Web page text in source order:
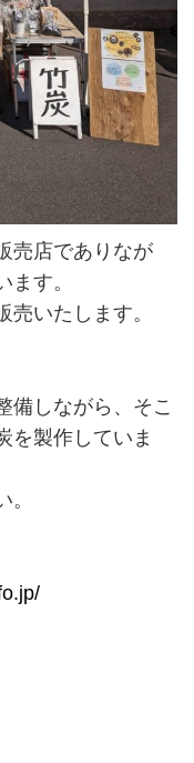
売店でありなが
す。
いたします。
備しながら、そこ
を製作していま